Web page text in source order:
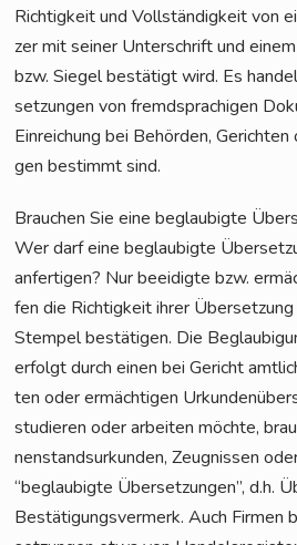
Rich­tig­keit und Voll­stän­dig­keit von
zer mit sei­ner Unter­schrift und
bzw. Sie­gel bestä­tigt wird. Es
set­zun­gen von fremd­spra­chi­gen
Ein­rei­chung bei Behör­den,
gen bestimmt sind.
Brau­chen Sie eine beglau­big­te
Wer darf eine beglau­big­te
anfer­ti­gen? Nur beei­dig­te bzw.
fen die Rich­tig­keit ihrer
Stem­pel bestä­ti­gen. Die
erfolgt durch einen bei Gericht
ten oder ermäch­ti­gen
stu­die­ren oder arbei­ten möch­te,
nen­stand­sur­kun­den, Zeug­nis­sen
“beglau­big­te Über­set­zun­gen”, d.h.
Bestä­ti­gungs­ver­merk. Auch